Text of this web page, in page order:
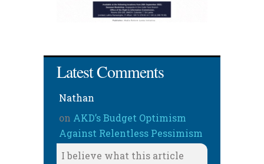
Latest Comments
Nathan
on AKD’s Budget Optimism
Against Relentless Pessimism
I believe what this article